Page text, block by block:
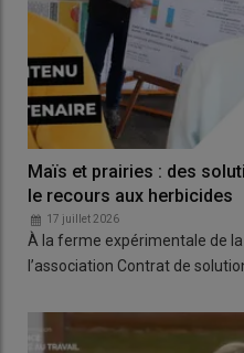
Maïs et prairies : des
le recours aux herbicides
17 juillet 2026
À la ferme expérimentale de
l’association Contrat de